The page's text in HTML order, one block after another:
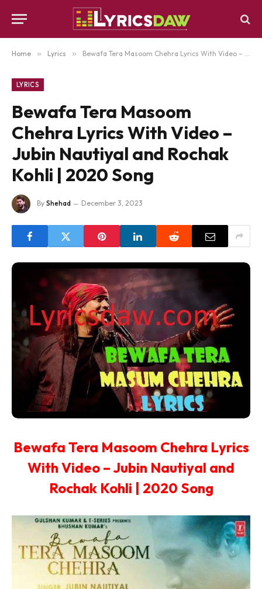
Home » Lyrics » Bewafa Tera Masoom Chehra Lyrics With Video – Jubin Nautiyal and Rochak Kohli | 2020 Song
LYRICS
Bewafa Tera Masoom
Chehra Lyrics With Video –
Jubin Nautiyal and Rochak
Kohli | 2020 Song
By Shehad December 3, 2023
Bewafa Tera Masoom Chehra Lyrics
With Video – Jubin Nautiyal and
Rochak Kohli | 2020 Song